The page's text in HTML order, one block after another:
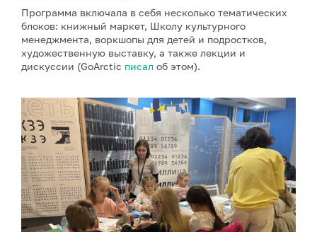
Программа включала в себя несколько тематических
блоков: книжный маркет, Школу культурного
менеджмента, воркшопы для детей и подростков,
художественную выставку, а также лекции и
дискуссии (GoArctic писал об этом).